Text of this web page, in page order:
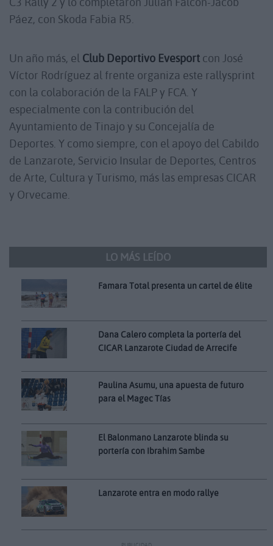
Páez, con Skoda Fabia R5.
Un año más, el Club Deportivo Evesport con José
Víctor Rodríguez al frente organiza este rallysprint
con la colaboración de la FALP y FCA. Y
especialmente con la contribución del
Ayuntamiento de Tinajo y su Concejalía de
Deportes. Y como siempre, con el apoyo del Cabildo
de Lanzarote, Servicio Insular de Deportes, Centros
de Arte, Cultura y Turismo, más las empresas CICAR
y Orvecame.
LO MÁS LEÍDO
Famara Total presenta un cartel de élite
Dana Calero completa la portería del
CICAR Lanzarote Ciudad de Arrecife
Paulina Asumu, una apuesta de futuro
para el Magec Tías
El Balonmano Lanzarote blinda su
portería con Ibrahim Sambe
Lanzarote entra en modo rallye